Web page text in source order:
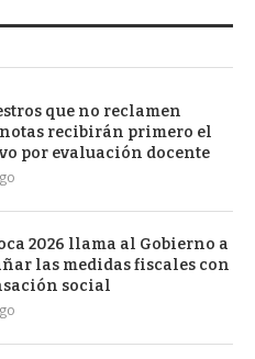
que no reclamen
recibirán primero el
por evaluación docente
2026 llama al Gobierno a
las medidas fiscales con
social